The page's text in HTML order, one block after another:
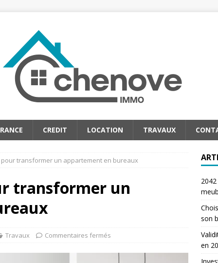
CREDIT LOCATION TRAVAUX
pour transformer un appartement en bureaux
transformer un
Travaux Commentaires fermés
son
en